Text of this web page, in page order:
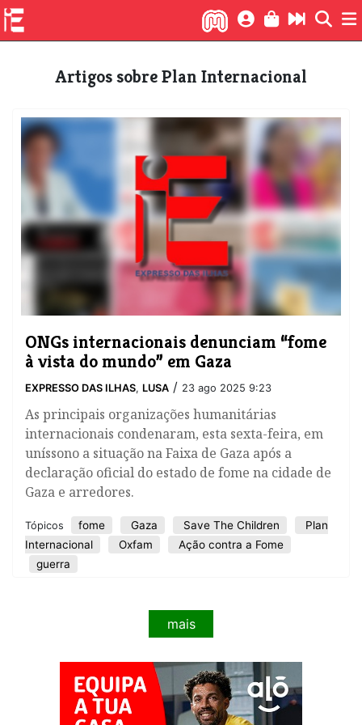
Artigos sobre Plan Internacional
ONGs internacionais denunciam “fome
à vista do mundo” em Gaza
EXPRESSO DAS ILHAS, LUSA / 23 ago 2025 9:23
As principais organizações humanitárias
internacionais condenaram, esta sexta-feira, em
uníssono a situação na Faixa de Gaza após a
declaração oficial do estado de fome na cidade de
Gaza e arredores.
Tópicos fome Gaza Save The Children
Plan
Internacional
Oxfam
Ação contra a Fome
guerra
mais